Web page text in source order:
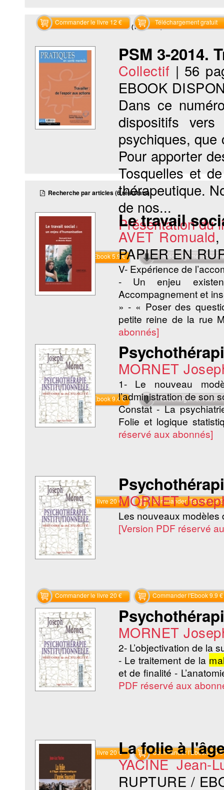
Commander le livre 12 € Téléchargement gratuit
Recherche sur les mots clés (1 résultat)
PSM 3-2014.
Collectif | 56
EBOOK
Dans ce
dispositifs
psychiques,
Pour apporter
Tosquelles et
thérapeutique.
de nos...
Présentation du
Commander l'Ebook 5.9 € Téléchargement
Recherche par articles (6 résultats)
Le travail
AVET Romuald
PAPIER EN
V- Expérience de
- Un enjeu
Accompagnement et
» - « Poser des
petite reine de la rue
abonnés]
Commander l'Ebook 9.4 € Téléchargement
MORNET
1- Le nouveau
l’administration de son
Constat - La
Folie et logique
réservé aux abonnés]
Commander le livre 20 € Commander l'Ebook 9.9 €
MORNET
Les nouveaux modèles
[Version PDF réservé
Commander le livre 20 € Commander l'Ebook 9.9 €
MORNET
2- L’objectivation de la
- Le traitement de la
et de finalité -
PDF réservé aux
Commander le livre 20 € Commander l'Ebook 9.9 €
La folie à
YACINE Jean-
RUPTURE /